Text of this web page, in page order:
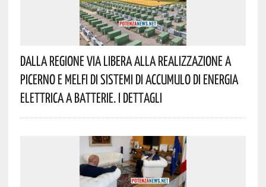
Dalla Regione Via Libera Alla Realizzazione A
Picerno E Melfi Di Sistemi Di Accumulo Di Energia
Elettrica A Batterie. I Dettagli